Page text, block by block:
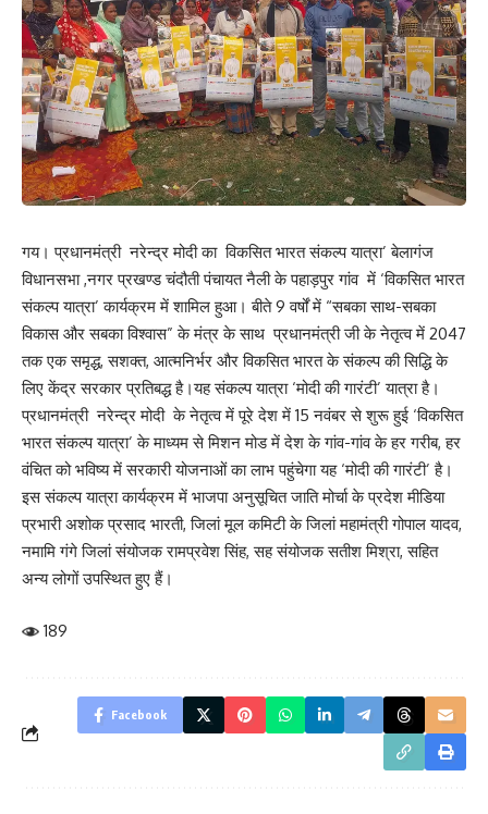
गय। प्रधानमंत्री नरेन्द्र मोदी का विकसित भारत संकल्प यात्रा’ बेलागंज
विधानसभा ,नगर प्रखण्ड चंदौती पंचायत नैली के पहाड़पुर गांव में ‘विकसित भारत
संकल्प यात्रा’ कार्यक्रम में शामिल हुआ। बीते 9 वर्षों में “सबका साथ-सबका
विकास और सबका विश्वास” के मंत्र के साथ प्रधानमंत्री जी के नेतृत्व में 2047
तक एक समृद्ध, सशक्त, आत्मनिर्भर और विकसित भारत के संकल्प की सिद्धि के
लिए केंद्र सरकार प्रतिबद्ध है।यह संकल्प यात्रा ‘मोदी की गारंटी’ यात्रा है।
प्रधानमंत्री नरेन्द्र मोदी के नेतृत्व में पूरे देश में 15 नवंबर से शुरू हुई ‘विकसित
भारत संकल्प यात्रा’ के माध्यम से मिशन मोड में देश के गांव-गांव के हर गरीब, हर
वंचित को भविष्य में सरकारी योजनाओं का लाभ पहुंचेगा यह ‘मोदी की गारंटी’ है।
इस संकल्प यात्रा कार्यक्रम में भाजपा अनुसूचित जाति मोर्चा के प्रदेश मीडिया
प्रभारी अशोक प्रसाद भारती, जिलां मूल कमिटी के जिलां महामंत्री गोपाल यादव,
नमामि गंगे जिलां संयोजक रामप्रवेश सिंह, सह संयोजक सतीश मिश्रा, सहित
अन्य लोगों उपस्थित हुए हैं।
189
Facebook